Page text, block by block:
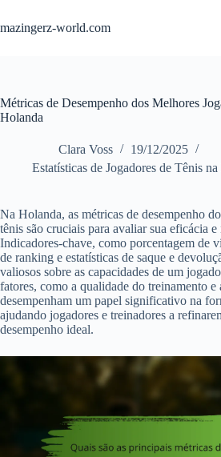
content
mazingerz-world.com
Métricas de Desempenho dos Melhores
Holanda
Clara Voss
19/12/2025
Estatísticas de Jogadores de Tênis
Na Holanda, as métricas de desempenho
tênis são cruciais para avaliar sua eficácia
Indicadores-chave, como porcentagem de
de ranking e estatísticas de saque e
valiosos sobre as capacidades de um
fatores, como a qualidade do treinamento e
desempenham um papel significativo na
ajudando jogadores e treinadores a
desempenho ideal.